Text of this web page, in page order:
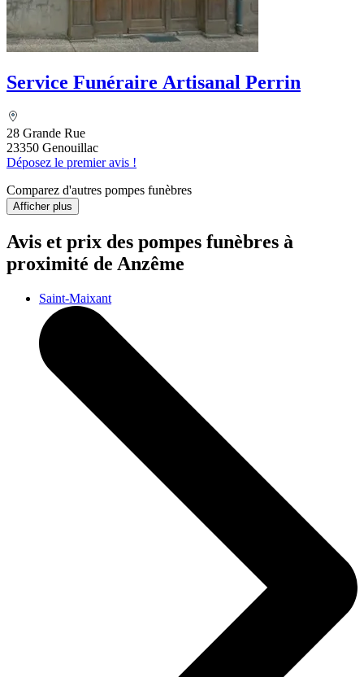
Service Funéraire Artisanal Perrin
28 Grande Rue
23350 Genouillac
Déposez le premier avis !
Comparez d'autres pompes funèbres
Afficher plus
Avis et prix des pompes funèbres à
proximité de Anzême
Saint-Maixant